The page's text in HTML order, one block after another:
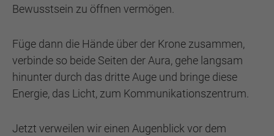
Bewusstsein zu öffnen vermögen.
Füge dann die Hände über der Krone zusammen,
verbinde so beide Seiten der Aura, gehe langsam
hinunter durch das dritte Auge und bringe diese
Energie, das Licht, zum Kommunikationszentrum.
Jetzt verweilen wir einen Augenblick vor dem